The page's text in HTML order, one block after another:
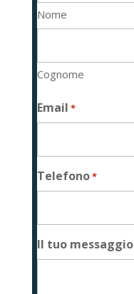
Nome
Cognome
Email *
Telefono*
Il tuo messaggio